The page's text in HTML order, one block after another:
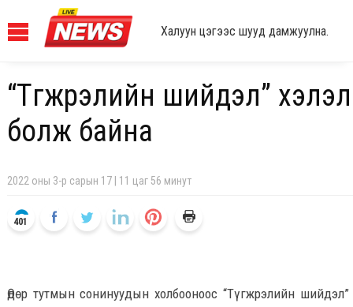
Халуун цэгээс шууд дамжуулна.
“Түгжрэлийн шийдэл”
болж байна
2022 оны 3-р сарын 17 | 11 цаг 56 минут
401
Өдөр тутмын сонинуудын холбооноос “Түгжрэлийн шийдэл”